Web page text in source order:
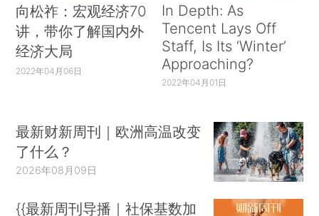
向松祚：宏观经济70
讲，带你了解国内外
经济大局
2022年04月06日
In Depth: As
Tencent Lays Off
Staff, Is Its ‘Winter’
Approaching?
2022年04月01日
最新财新周刊｜欧洲高温改变
了什么？
2026年08月09日
{{最新周刊导播｜社保基数加